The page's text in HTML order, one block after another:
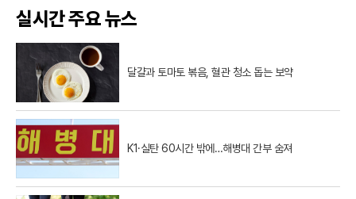
실시간 주요 뉴스
달걀과 토마토 볶음, 혈관 청소 돕는 보약
K1·실탄 60시간 밖에…해병대 간부 숨져